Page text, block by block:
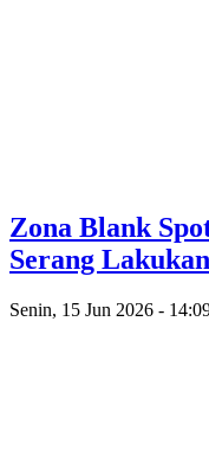
Zona Blank
Serang
Senin, 15 Jun 2026 -